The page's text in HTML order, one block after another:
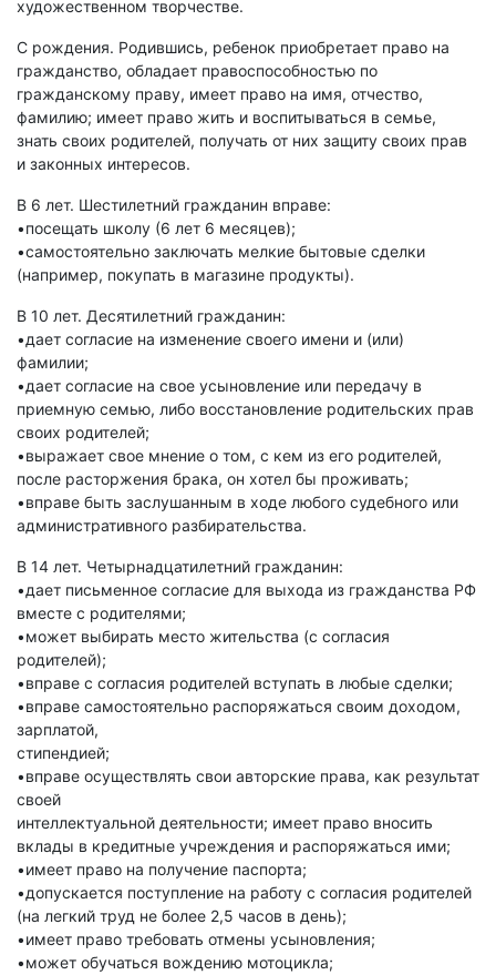
художественном творчестве.
С рождения. Родившись, ребенок приобретает право на
гражданство, обладает правоспособностью по
гражданскому праву, имеет право на имя, отчество,
фамилию; имеет право жить и воспитываться в семье,
знать своих родителей, получать от них защиту своих прав
и законных интересов.
В 6 лет. Шестилетний гражданин вправе:
•посещать школу (6 лет 6 месяцев);
•самостоятельно заключать мелкие бытовые сделки
(например, покупать в магазине продукты).
В 10 лет. Десятилетний гражданин:
•дает согласие на изменение своего имени и (или)
фамилии;
•дает согласие на свое усыновление или передачу в
приемную семью, либо восстановление родительских прав
своих родителей;
•выражает свое мнение о том, с кем из его родителей,
после расторжения брака, он хотел бы проживать;
•вправе быть заслушанным в ходе любого судебного или
административного разбирательства.
В 14 лет. Четырнадцатилетний гражданин:
•дает письменное согласие для выхода из гражданства РФ
вместе с родителями;
•может выбирать место жительства (с согласия
родителей);
•вправе с согласия родителей вступать в любые сделки;
•вправе самостоятельно распоряжаться своим доходом,
зарплатой,
стипендией;
•вправе осуществлять свои авторские права, как результат
своей
интеллектуальной деятельности; имеет право вносить
вклады в кредитные учреждения и распоряжаться ими;
•имеет право на получение паспорта;
•допускается поступление на работу с согласия родителей
(на легкий труд не более 2,5 часов в день);
•имеет право требовать отмены усыновления;
•может обучаться вождению мотоцикла;